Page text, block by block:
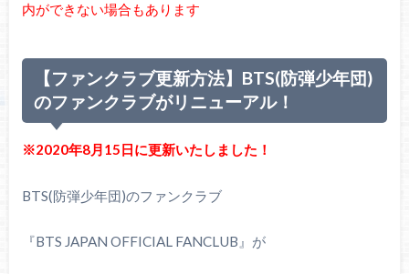
内ができない場合もあります
【ファンクラブ更新方法】BTS(防弾少年団)
のファンクラブがリニューアル！
※2020年8月15日に更新いたしました！
BTS(防弾少年団)のファンクラブ
『BTS JAPAN OFFICIAL FANCLUB』が